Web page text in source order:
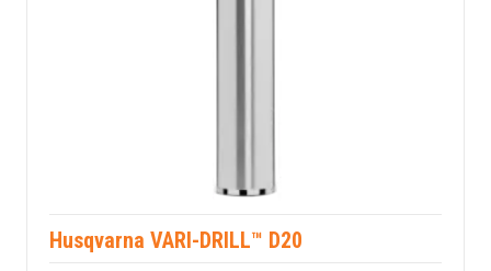
Husqvarna VARI-DRILL™ D20